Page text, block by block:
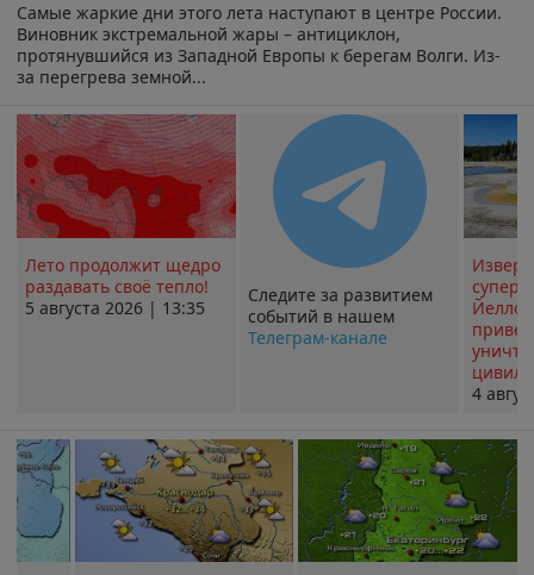
Самые жаркие дни этого лета наступают в центре России.
Виновник экстремальной жары – антициклон,
протянувшийся из Западной Европы к берегам Волги. Из-
за перегрева земной...
Лето продолжит щедро
раздавать своё тепло!
5 августа 2026 | 13:35
Следите за развитием
событий в нашем
Телеграм-канале
4